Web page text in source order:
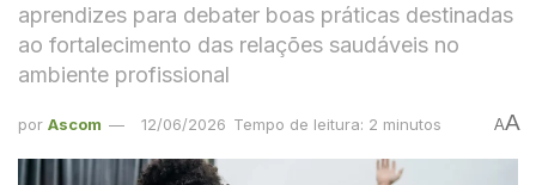
aprendizes para debater boas práticas destinadas
ao fortalecimento das relações saudáveis no
ambiente profissional
por Ascom 12/06/2026 Tempo de leitura: 2 minutos AA